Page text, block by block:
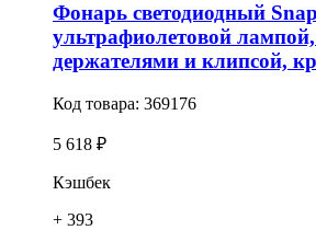
Фонарь светодиодный
ультрафиолетовой
держателями и клипсой,
Код товара: 369176
5 618 ₽
Кэшбек
+ 393